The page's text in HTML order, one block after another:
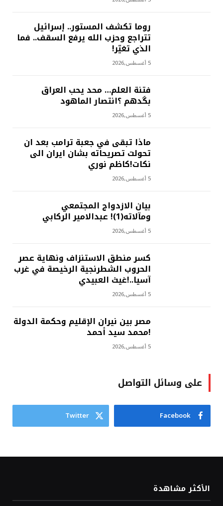
روما تكشف المستور.. إسرائيل
تتراجع وحزب الله يرفع السقف.. فما
الذي تغيّر!
5 أغسطس,2026
فتنة العلم… محد يحب العراق
بگدهم ؟انتصار الماهود
5 أغسطس,2026
ماذا تبقى في جعبة ترامب بعد ان
تحولت تصريحاته بشان ايران الى
نكات!كاظم نوري
5 أغسطس,2026
بيان الازدواج المجتمعي
ومآلاته(1)! عبدالامير الركابي
5 أغسطس,2026
كسر منطق الاستنزاف ونهاية عصر
الحروب الشطرنجية الرخيصة في غرب
آسيا..!غيث العبيدي
5 أغسطس,2026
مصر بين نيران الإقليم وحكمة الدولة
!محمد سيد أحمد
5 أغسطس,2026
على وسائل التواصل
Facebook
Twitter
الأكثر مشاهدة